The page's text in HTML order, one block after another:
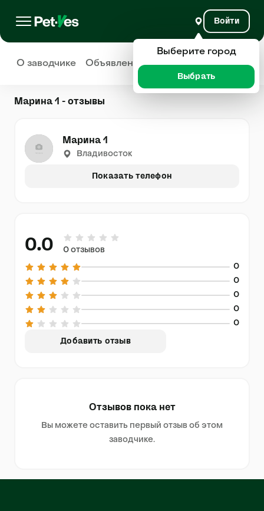
Войти
О заводчике Объявления Отзывы
Марина 1 - отзывы
Марина 1
Владивосток
Показать телефон
0.0 0 отзывов
0
0
0
0
0
Добавить отзыв
Отзывов пока нет
Вы можете оставить первый отзыв об этом
заводчике.
Выберите город
Выбрать